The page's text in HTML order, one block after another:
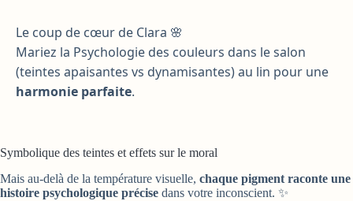
Le coup de cœur de Clara 🌸
Mariez la Psychologie des couleurs dans le salon
(teintes apaisantes vs dynamisantes) au lin pour une
harmonie parfaite.
Symbolique des teintes et effets sur le moral
Mais au-delà de la température visuelle, chaque pigment raconte une
histoire psychologique précise dans votre inconscient. ✨